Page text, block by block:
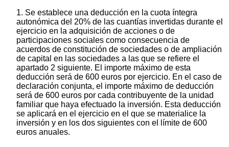
1. Se establece una deducción en la cuota íntegra
autonómica del 20% de las cuantías invertidas durante el
ejercicio en la adquisición de acciones o de
participaciones sociales como consecuencia de
acuerdos de constitución de sociedades o de ampliación
de capital en las sociedades a las que se refiere el
apartado 2 siguiente. El importe máximo de esta
deducción será de 600 euros por ejercicio. En el caso de
declaración conjunta, el importe máximo de deducción
será de 600 euros por cada contribuyente de la unidad
familiar que haya efectuado la inversión. Esta deducción
se aplicará en el ejercicio en el que se materialice la
inversión y en los dos siguientes con el límite de 600
euros anuales.